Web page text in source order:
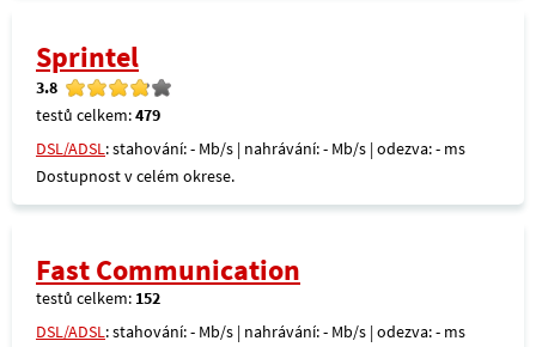
Sprintel
3.8
testů celkem:479
DSL/ADSL: stahování: - Mb/s | nahrávání: - Mb/s | odezva: - ms
Dostupnost v celém okrese.
Fast Communication
testů celkem: 152
DSL/ADSL: stahování: - Mb/s | nahrávání: - Mb/s | odezva: - ms